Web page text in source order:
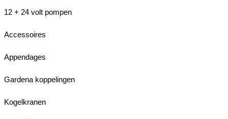
12 + 24 volt pompen
Accessoires
Appendages
Gardena koppelingen
Kogelkranen